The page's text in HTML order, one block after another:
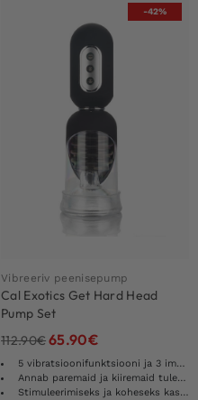
-42%
Vibreeriv peenisepump
Cal Exotics Get Hard Head
Pump Set
112.90€65.90€
5 vibratsioonifunktsiooni ja 3 imemistaset
Annab paremaid ja kiiremaid tulemusi
Stimuleerimiseks ja koheseks kasvuks